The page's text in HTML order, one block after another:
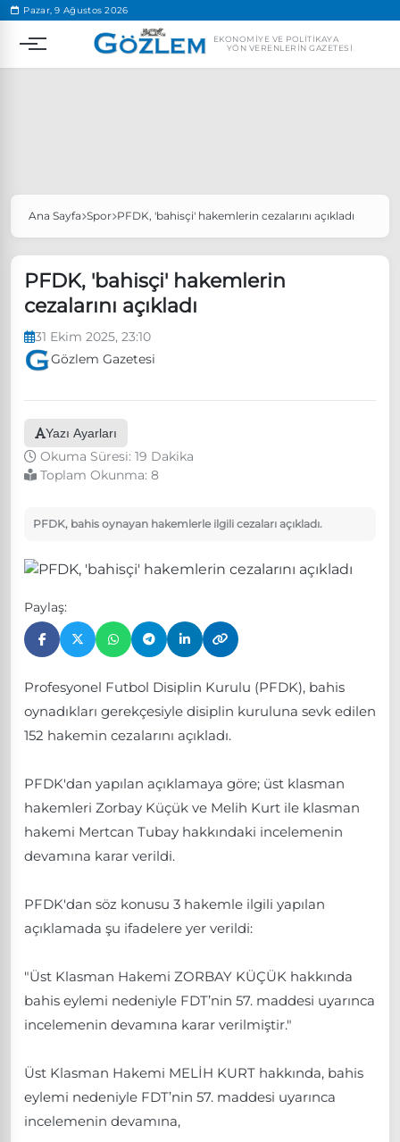
Pazar, 9 Ağustos 2026
EKONOMIYE VE POLITIKAYA
YÖN VERENLERIN GAZETESI
Popüler Aramalar
Özgür Özel, Ekrem İmamoğlu’nu ziyaret edecek
Ünlü çift bir etkinliğe daha katılmama kararı aldı
Boykot
Ana Sayfa Spor PFDK, 'bahisçi' hakemlerin cezalarını açıkladı
PFDK, 'bahisçi' hakemlerin
cezalarını açıkladı
31 Ekim 2025, 23:10
Gözlem Gazetesi
Yazı Ayarları
Okuma Süresi: 19 Dakika
Toplam Okunma: 8
PFDK, bahis oynayan hakemlerle ilgili cezaları açıkladı.
Paylaş:
Profesyonel Futbol Disiplin Kurulu (PFDK), bahis
oynadıkları gerekçesiyle disiplin kuruluna sevk edilen
152 hakemin cezalarını açıkladı.
PFDK'dan yapılan açıklamaya göre; üst klasman
hakemleri Zorbay Küçük ve Melih Kurt ile klasman
hakemi Mertcan Tubay hakkındaki incelemenin
devamına karar verildi.
PFDK'dan söz konusu 3 hakemle ilgili yapılan
açıklamada şu ifadelere yer verildi:
"Üst Klasman Hakemi ZORBAY KÜÇÜK hakkında
bahis eylemi nedeniyle FDT’nin 57. maddesi uyarınca
incelemenin devamına karar verilmiştir."
Üst Klasman Hakemi MELİH KURT hakkında, bahis
eylemi nedeniyle FDT’nin 57. maddesi uyarınca
incelemenin devamına,